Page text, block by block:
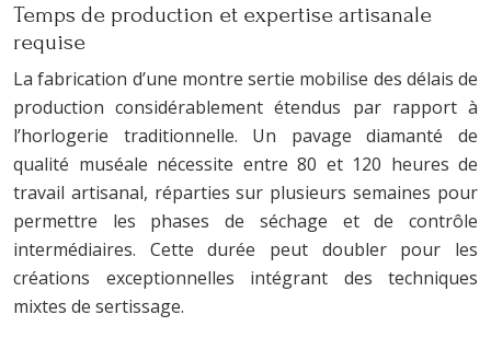
Temps de production et expertise artisanale
requise
La fabrication d’une montre sertie mobilise des délais de
production considérablement étendus par rapport à
l’horlogerie traditionnelle. Un pavage diamanté de
qualité muséale nécessite entre 80 et 120 heures de
travail artisanal, réparties sur plusieurs semaines pour
permettre les phases de séchage et de contrôle
intermédiaires. Cette durée peut doubler pour les
créations exceptionnelles intégrant des techniques
mixtes de sertissage.